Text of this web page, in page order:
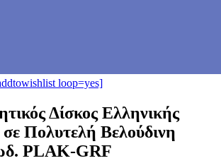
loop=yes]
Δίσκος Ελληνικής
Πολυτελή Βελούδινη
PLAK-GRF